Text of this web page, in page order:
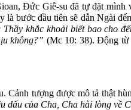
Đức Giê-su đã tự đặt mình
bước đầu tiên sẽ dẫn Ngài
khắc khoải biết bao cho
không?” (Mc 10: 38). Động từ
Cảnh tượng được mô tả thật
dấu của Cha, Cha hài lòng về